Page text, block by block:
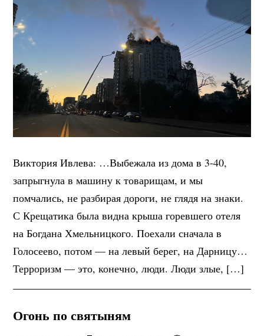
Виктория Ивлева: …Выбежала из дома в 3-40,
запрыгнула в машину к товарищам, и мы
помчались, не разбирая дороги, не глядя на знаки.
С Крещатика была видна крыша горевшего отеля
на Богдана Хмельницкого. Поехали сначала в
Голосеево, потом — на левый берег, на Дарницу…
Терроризм — это, конечно, люди. Люди злые, […]
Огонь по святыням